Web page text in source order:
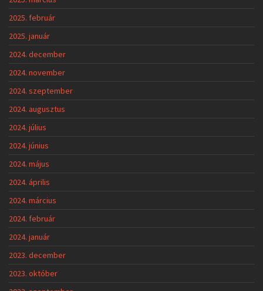
2025. február
2025. január
2024. december
2024. november
2024. szeptember
2024. augusztus
2024. július
2024. június
2024. május
2024. április
2024. március
2024. február
2024. január
2023. december
2023. október